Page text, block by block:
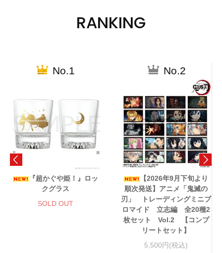
RANKING
No.1
『超かぐや姫！』ロッ
クグラス
SOLD OUT
No.2
【2026年9月下旬より
順次発送】アニメ「鬼滅の
刃」 トレーディングミニブ
ロマイド 立志編 全20種2
枚セット Vol.2 【コンプ
リートセット】
5,500円(税込)